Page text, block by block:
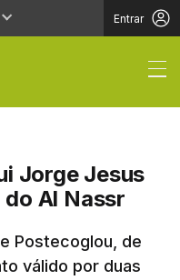
Entrar
substitui
Jorge Jesus
Al Nassr
Postecoglou, de
válido por duas